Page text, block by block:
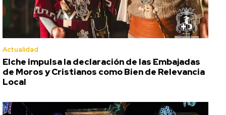
Actualidad
Elche impulsa la declaración de las Embajadas
de Moros y Cristianos como Bien de Relevancia
Local